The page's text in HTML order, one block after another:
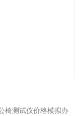
椅测试仪价格模拟办